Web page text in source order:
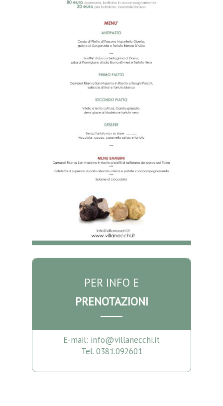
PER INFO E
PRENOTAZIONI
E-mail: info@villanecchi.it
Tel. 0381.092601